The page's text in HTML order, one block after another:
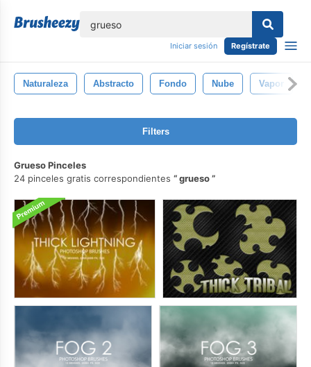
Iniciar sesión Regístrate
Naturaleza Abstracto Fondo Nube Vapor
Filters
Grueso Pinceles
24 pinceles gratis correspondientes
grueso